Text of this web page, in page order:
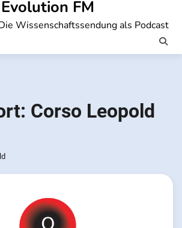
Evolution FM
Wissenschaftssendung als Podcast
Corso Leopold